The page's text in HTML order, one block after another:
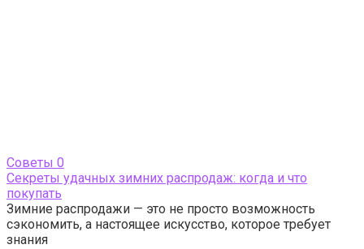
Cоветы 0
Секреты удачных зимних распродаж: когда и что
покупать
Зимние распродажи — это не просто возможность
сэкономить, а настоящее искусство, которое требует
знания